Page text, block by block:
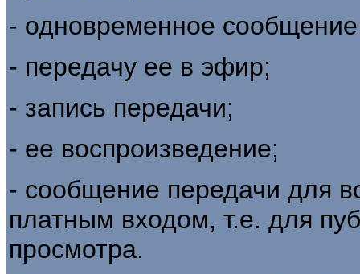
- одновременное
- передачу ее в эфир;
- запись передачи;
- ее воспроизведение;
- сообщение передачи для
платным входом, т.е. для
просмотра.